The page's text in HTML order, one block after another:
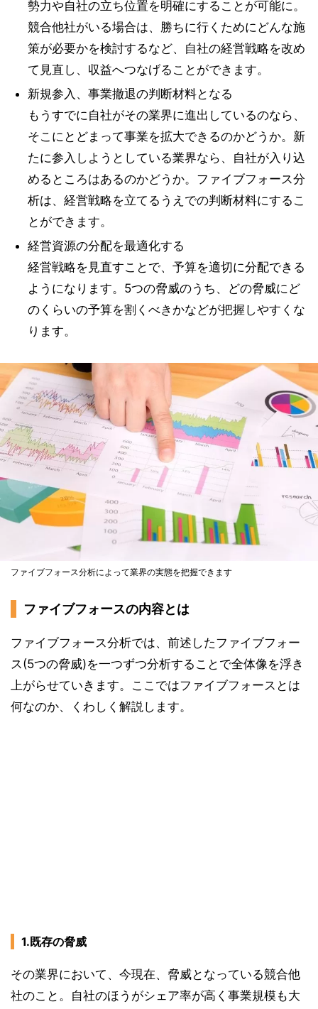
勢力や自社の立ち位置を明確にすることが可能に。
競合他社がいる場合は、勝ちに行くためにどんな施
策が必要かを検討するなど、自社の経営戦略を改め
て見直し、収益へつなげることができます。
新規参入、事業撤退の判断材料となる
もうすでに自社がその業界に進出しているのなら、
そこにとどまって事業を拡大できるのかどうか。新
たに参入しようとしている業界なら、自社が入り込
めるところはあるのかどうか。ファイブフォース分
析は、経営戦略を立てるうえでの判断材料にするこ
とができます。
経営資源の分配を最適化する
経営戦略を見直すことで、予算を適切に分配できる
ようになります。5つの脅威のうち、どの脅威にど
のくらいの予算を割くべきかなどが把握しやすくな
ります。
ファイブフォース分析によって業界の実態を把握できます
ファイブフォースの内容とは
ファイブフォース分析では、前述したファイブフォー
ス(5つの脅威)を一つずつ分析することで全体像を浮き
上がらせていきます。ここではファイブフォースとは
何なのか、くわしく解説します。
1.既存の脅威
その業界において、今現在、脅威となっている競合他
社のこと。自社のほうがシェア率が高く事業規模も大